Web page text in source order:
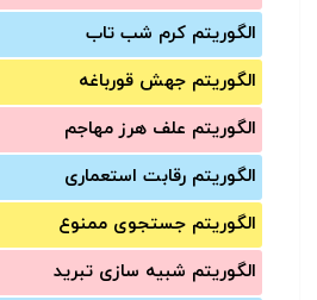
الگوریتم کرم شب تاب
الگوریتم جهش قورباغه
الگوریتم علف هرز مهاجم
الگوریتم رقابت استعماری
الگوریتم جستجوی ممنوع
الگوریتم شبیه سازی تبرید